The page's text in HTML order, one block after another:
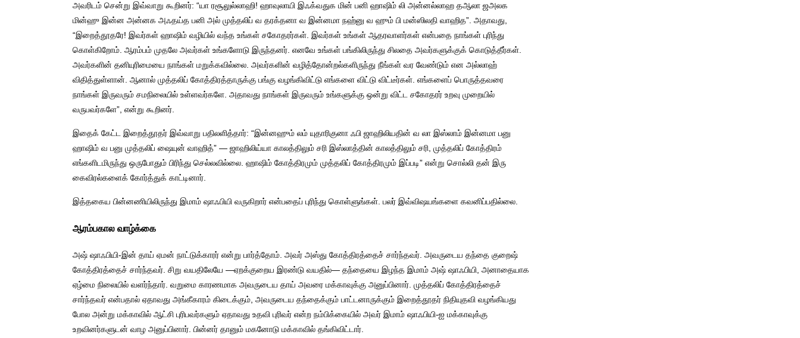
அவரிடம் சென்று இவ்வாறு கூறினர்: “யா ரசூலுல்லாஹி! ஹாவுலாயி இஃக்வதுக மின் பனி ஹாஷிம் லி அன்னல்லாஹ தஆலா ஜஅலக
மின்ஹு இன்ன அன்னக அஃதய்த பனி அல் முத்தலிப் வ தரக்தனா வ இன்னமா நஹ்னு வ ஹும் பி மன்ஸிலதி வாஹித”. அதாவது,
“இறைத்தூதரே! இவர்கள் ஹாஷிம் வழியில் வந்த உங்கள் சகோதரர்கள். இவர்கள் உங்கள் ஆதரவாளர்கள் என்பதை நாங்கள் புரிந்து
கொள்கிறோம். ஆரம்பம் முதலே அவர்கள் உங்களோடு இருந்தனர். எனவே உங்கள் பங்கிலிருந்து சிலதை அவர்களுக்குக் கொடுத்தீர்கள்.
அவர்களின் தனியுரிமையை நாங்கள் மறுக்கவில்லை. அவர்களின் வழித்தோன்றல்களிருந்து நீங்கள் வர வேண்டும் என அல்லாஹ்
விதித்துள்ளான். ஆனால் முத்தலிப் கோத்திரத்தாருக்கு பங்கு வழங்கிவிட்டு எங்களை விட்டு விட்டீர்கள். எங்களைப் பொருத்தவரை
நாங்கள் இருவரும் சமநிலையில் உள்ளவர்களே. அதாவது நாங்கள் இருவரும் உங்களுக்கு ஒன்று விட்ட சகோதரர் உறவு முறையில்
வருபவர்களே”, என்று கூறினர்.
இதைக் கேட்ட இறைத்தூதர் இவ்வாறு பதிலளித்தார்: “இன்னஹும் லம் யுதாரிகுனா ஃபி ஜாஹிலியதின் வ லா இஸ்லாம் இன்னமா பனு
ஹாஷிம் வ பனு முத்தலிப் ஷையுன் வாஹித்” — ஜாஹிலிய்யா காலத்திலும் சரி இஸ்லாத்தின் காலத்திலும் சரி, முத்தலிப் கோத்திரம்
எங்களிடமிருந்து ஒருபோதும் பிரிந்து செல்லவில்லை. ஹாஷிம் கோத்திரமும் முத்தலிப் கோத்திரமும் இப்படி” என்று சொல்லி தன் இரு
கைவிரல்களைக் கோர்த்துக் காட்டினார்.
இத்தகைய பின்னணியிலிருந்து இமாம் ஷாஃபியி வருகிறார் என்பதைப் புரிந்து கொள்ளுங்கள். பலர் இவ்விஷயங்களை கவனிப்பதில்லை.
ஆரம்பகால வாழ்க்கை
அஷ் ஷாஃபியி-இன் தாய் ஏமன் நாட்டுக்காரர் என்று பார்த்தோம். அவர் அஸ்து கோத்திரத்தைச் சார்ந்தவர். அவருடைய தந்தை குறைஷ்
கோத்திரத்தைச் சார்ந்தவர். சிறு வயதிலேயே —ஏறக்குறைய இரண்டு வயதில்— தந்தையை இழந்த இமாம் அஷ் ஷாஃபியி, அனாதையாக
ஏழ்மை நிலையில் வளர்ந்தார். வறுமை காரணமாக அவருடைய தாய் அவரை மக்காவுக்கு அனுப்பினார். முத்தலிப் கோத்திரத்தைச்
சார்ந்தவர் என்பதால் ஏதாவது அங்கீகாரம் கிடைக்கும், அவருடைய தந்தைக்கும் பாட்டனாருக்கும் இறைத்தூதர் நிதியுதவி வழங்கியது
போல அன்று மக்காவில் ஆட்சி புரிபவர்களும் ஏதாவது உதவி புரிவர் என்ற நம்பிக்கையில் அவர் இமாம் ஷாஃபியி-ஐ மக்காவுக்கு
உறவினர்களுடன் வாழ அனுப்பினார். பின்னர் தானும் மகனோடு மக்காவில் தங்கிவிட்டார்.